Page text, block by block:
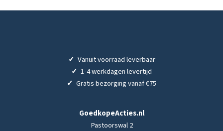
✓ Vanuit voorraad leverbaar
✓ 1-4 werkdagen levertijd
✓ Gratis bezorging vanaf €75
GoedkopeActies.nl
Pastoorswal 2